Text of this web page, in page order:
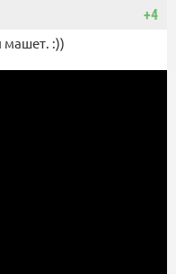
+4
машет. :))